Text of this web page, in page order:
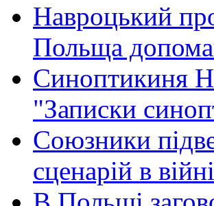
Навроцький
Польща
Синоптикиня
"Записки
Союзники
сценарій в